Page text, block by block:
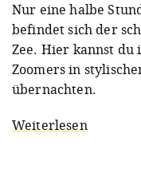
Nur eine halbe
befindet sich der
Zee. Hier kannst
Zoomers in
übernachten.
Weiterlesen